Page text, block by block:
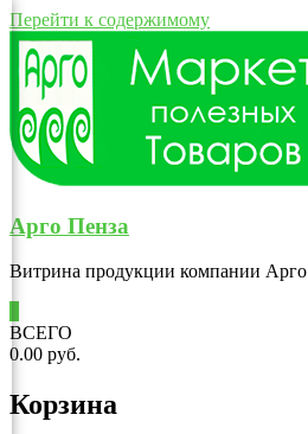
Перейти к содержимому
Арго Пенза
Витрина продукции компании Арго
ВСЕГО
0.00 руб.
Корзина